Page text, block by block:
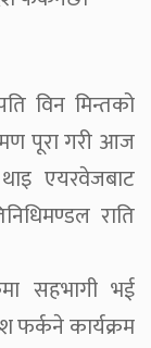
विन मिन्तको
पूरा गरी आज
एयरवेजबाट
राति
सहभागी भई
फर्कने कार्यक्रम